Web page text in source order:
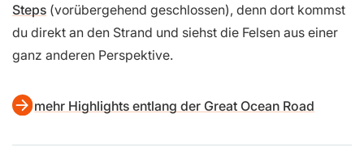
Steps (vorübergehend geschlossen), denn dort kommst
du direkt an den Strand und siehst die Felsen aus einer
ganz anderen Perspektive.
mehr Highlights entlang der Great Ocean Road